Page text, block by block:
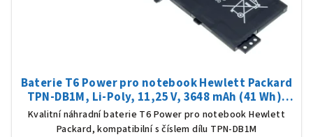
Baterie T6 Power pro notebook Hewlett Packard
TPN-DB1M, Li-Poly, 11,25 V, 3648 mAh (41 Wh),
černá
Kvalitní náhradní baterie T6 Power pro notebook Hewlett
Packard, kompatibilní s číslem dílu TPN-DB1M